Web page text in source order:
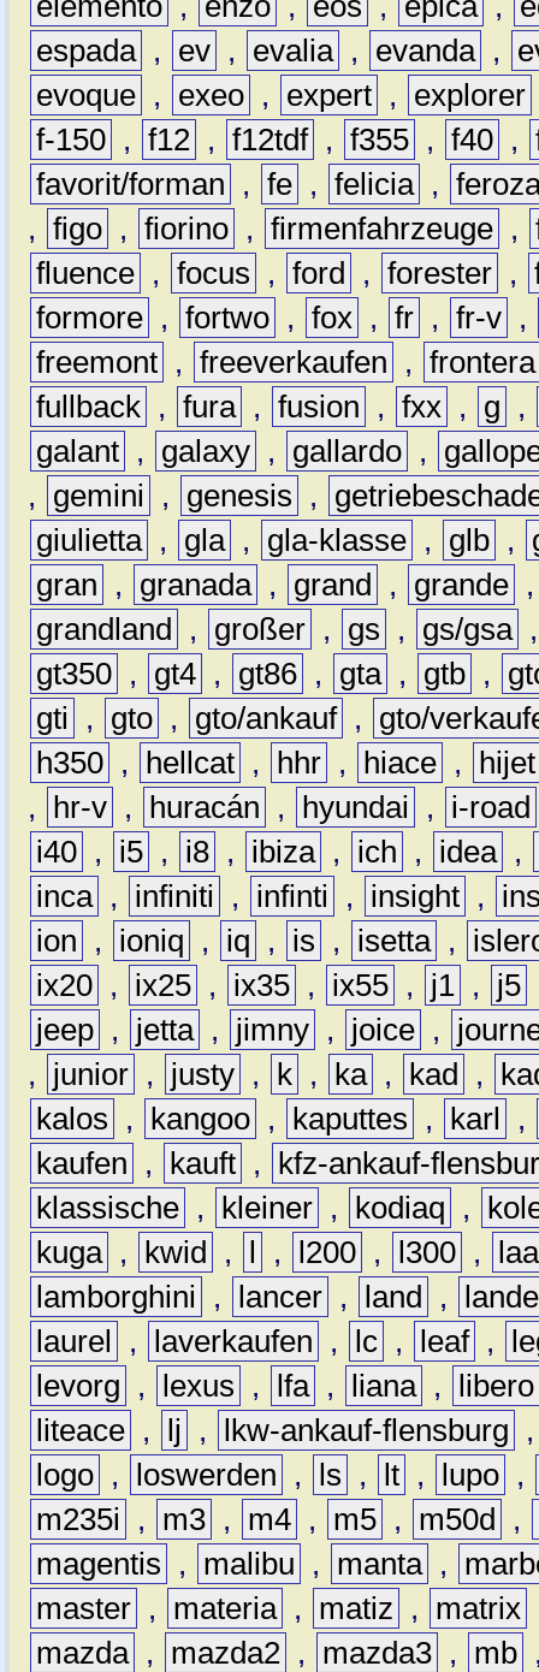
espada , ev , evalia , evanda ,
evoque , exeo , expert , explorer
f-150 , f12 , f12tdf , f355 , f40 ,
favorit/forman
, fe , felicia ,
, figo , fiorino , firmenfahrzeuge ,
fluence , focus , ford , forester ,
formore , fortwo , fox , fr , fr-v ,
freemont , freeverkaufen , frontera
fullback , fura , fusion , fxx , g
,
galant , galaxy , gallardo ,
,
gemini , genesis ,
giulietta , gla , gla-klasse , glb ,
gran
, granada , grand , grande
grandland
, großer , gs , gs/gsa
gt350 , gt4 , gt86 , gta , gtb ,
gti
, gto , gto/ankauf ,
gto/
h350 , hellcat , hhr , hiace ,
hijet
,
hr-v , huracán , hyundai ,
i-road
i40 , i5 , i8 , ibiza , ich , idea ,
inca , infiniti , infinti , insight ,
ion
, ioniq , iq , is , isetta ,
ix20 , ix25 , ix35 , ix55 , j1 , j5
jeep , jetta , jimny , joice ,
,
junior , justy , k , ka , kad ,
kalos
, kangoo , kaputtes , karl
,
kaufen
, kauft ,
kfz-ankauf-
klassische , kleiner , kodiaq ,
kuga , kwid , l , l200 , l300 ,
lamborghini
, lancer , land ,
laurel
, laverkaufen , lc , leaf ,
levorg
, lexus , lfa , liana ,
libero
liteace , lj , lkw-ankauf-flensburg
logo , loswerden , ls , lt , lupo ,
m235i
, m3 , m4 , m5 , m50d ,
magentis
, malibu , manta ,
master , materia , matiz , matrix
mazda , mazda2 , mazda3 , mb